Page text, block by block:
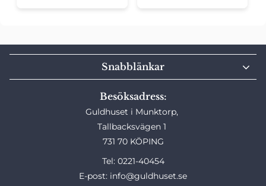
Besöksadress:
Guldhuset i Munktorp,
Tallbacksvägen 1
731 70 KÖPING
Tel: 0221-40454
E-post: info@guldhuset.se
Snabblänkar